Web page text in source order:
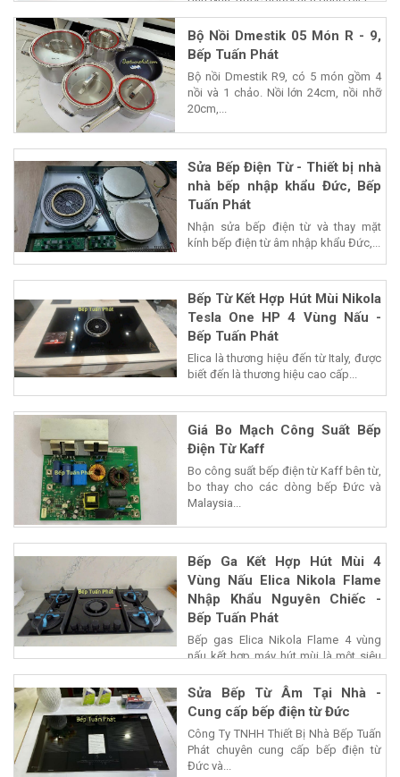
Bộ Nồi Dmestik 05 Món R - 9,
Bếp Tuấn Phát
Bộ nồi Dmestik R9, có 5 món gồm 4
nồi và 1 chảo. Nồi lớn 24cm, nồi nhỡ
20cm,...
Sửa Bếp Điện Từ - Thiết bị nhà
nhà bếp nhập khẩu Đức, Bếp
Tuấn Phát
Nhận sửa bếp điện từ và thay mặt
kính bếp điện từ âm nhập khẩu Đức,...
Bếp Từ Kết Hợp Hút Mùi Nikola
Tesla One HP 4 Vùng Nấu -
Bếp Tuấn Phát
Elica là thương hiệu đến từ Italy, được
biết đến là thương hiệu cao cấp...
Giá Bo Mạch Công Suất Bếp
Điện Từ Kaff
Bo công suất bếp điện từ Kaff bên từ,
bo thay cho các dòng bếp Đức và
Malaysia...
Bếp Ga Kết Hợp Hút Mùi 4
Vùng Nấu Elica Nikola Flame
Nhập Khẩu Nguyên Chiếc -
Bếp Tuấn Phát
Bếp gas Elica Nikola Flame 4 vùng
nấu kết hợp máy hút mùi là một siêu
phẩm của...
Sửa Bếp Từ Âm Tại Nhà -
Cung cấp bếp điện từ Đức
Công Ty TNHH Thiết Bị Nhà Bếp Tuấn
Phát chuyên cung cấp bếp điện từ
Đức và...